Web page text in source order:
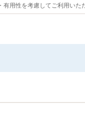
有用性を考慮してご利用いた